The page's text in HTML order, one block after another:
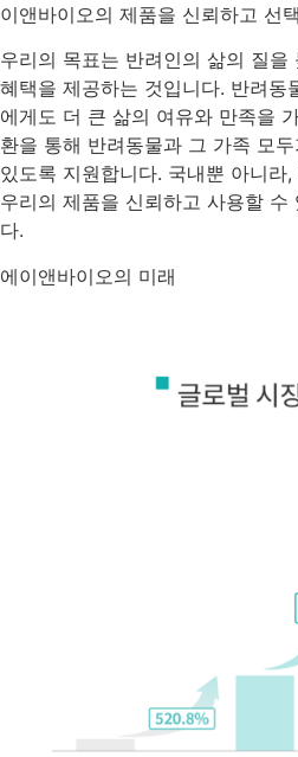
이앤바이오의 제품을 신뢰하고 선
우리의 목표는 반려인의 삶의 질
혜택을 제공하는 것입니다. 반려동
에게도 더 큰 삶의 여유와 만족을
환을 통해 반려동물과 그 가족 모
있도록 지원합니다. 국내뿐 아니라
우리의 제품을 신뢰하고 사용할 수
다.
에이앤바이오의 미래